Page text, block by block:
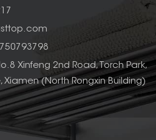
Xinfeng 2nd Road, Torch Park,
Xiamen (North Rongxin Building)